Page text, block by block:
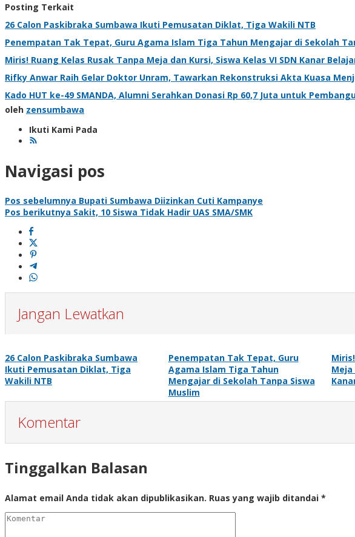
Posting Terkait
26 Calon Paskibraka Sumbawa Ikuti Pemusatan Diklat, Tiga Wakili NTB
Penempatan Tak Tepat, Guru Agama Islam Tiga Tahun Mengajar di Sekolah
Miris! Ruang Kelas Rusak Tanpa Meja dan Kursi, Siswa Kelas VI SDN Kanar
Rifky Anwar Raih Gelar Doktor Unram, Tawarkan Rekonstruksi Akta Kuasa
Kado HUT ke-49 SMANDA, Alumni Serahkan Donasi Rp 60,7 Juta untuk
oleh zensumbawa
Ikuti Kami Pada
Navigasi pos
Pos sebelumnya Bupati Sumbawa Diizinkan Cuti Kampanye
Pos berikutnya Sakit, 10 Siswa Tidak Hadir UAS SMA/SMK
Jangan Lewatkan
26 Calon Paskibraka Sumbawa
Ikuti Pemusatan Diklat, Tiga
Wakili NTB
Penempatan Tak Tepat, Guru
Agama Islam Tiga Tahun
Mengajar di Sekolah Tanpa Siswa
Muslim
Meja
Komentar
Tinggalkan Balasan
Alamat email Anda tidak akan dipublikasikan. Ruas yang wajib ditandai *